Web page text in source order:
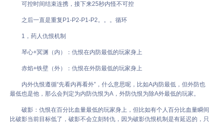
可控时间结束连携，接下来25秒内怪不可控
之后一直是重复P1-P2-P1-P2。。。循环
1，药人仇恨机制
琴心+冥渊（内）：仇恨在内防最低的玩家身上
赤焰+铁壁（外）：仇恨在外防最低的玩家身上
内外仇恨遵循“先看内再看外”，什么意思呢，比如A内防最低，但外防也
最低也是他，那么会判定为内防仇恨为A，外防仇恨为除A外最低的玩家。
破影：仇恨在百分比血量最低的玩家身上，但比如有个人百分比血量瞬间
比破影当前目标低了，破影不会立刻转仇，因为破影仇恨机制是有延迟的，只